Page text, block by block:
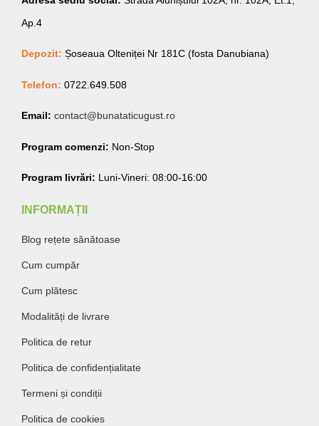
Ap.4
Depozit: Șoseaua Olteniței Nr 181C (fosta Danubiana)
Telefon: 0722.649.508
Email: contact@bunataticugust.ro
Program comenzi: Non-Stop
Program livrări: Luni-Vineri: 08:00-16:00
INFORMAȚII
Blog rețete sănătoase
Cum cumpăr
Cum plătesc
Modalități de livrare
Politica de retur
Politica de confidențialitate
Termeni și condiții
Politica de cookies